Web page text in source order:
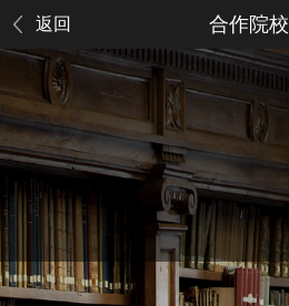
返回 合作院校